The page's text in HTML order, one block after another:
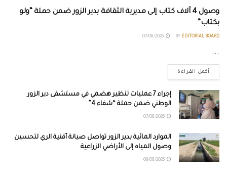
وصول 4 آلاف كتاب إلى مديرية الثقافة بدير الزور ضمن حملة “ولو
بكتاب”
BY EDITORIAL BOARD
...
أكمل القراءة
إجراء 7 عمليات تنظير هضمي في مستشفى دير الزور
الوطني ضمن حملة “شفاء 4”
الموارد المائية بدير الزور تواصل صيانة أقنية الري لتحسين
وصول المياه إلى الأراضي الزراعية